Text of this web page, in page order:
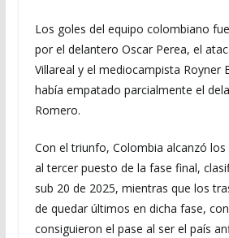
Los goles del equipo colombiano
por el delantero Oscar Perea, el
Villareal y el mediocampista Royner
había empatado parcialmente el
Romero.
Con el triunfo, Colombia alcanzó
al tercer puesto de la fase final,
sub 20 de 2025, mientras que los
de quedar últimos en dicha fase,
consiguieron el pase al ser el país